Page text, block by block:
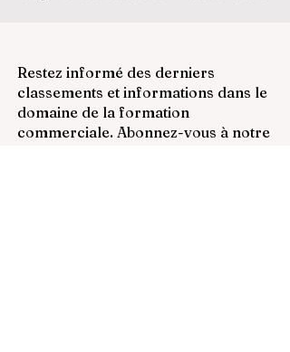
Restez informé des derniers
classements et informations dans le
domaine de la formation
commerciale. Abonnez-vous à notre